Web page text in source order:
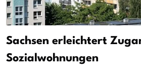
Sachsen erleichtert
Sozialwohnungen